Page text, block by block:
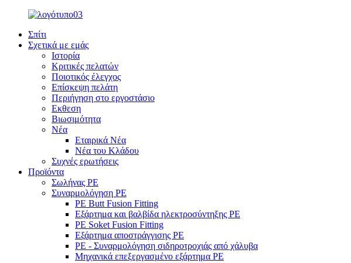
Σπίτι
Σχετικά με εμάς
Ιστορία
Κριτικές πελατών
Ποιοτικός έλεγχος
Επίσκεψη πελάτη
Περιήγηση στο εργοστάσιο
Εκθεση
Βιωσιμότητα
Νέα
Εταιρικά Νέα
Νέα του Κλάδου
Συχνές ερωτήσεις
Προϊόντα
Σωλήνας PE
Συναρμολόγηση PE
PE Butt Fusion Fitting
Εξάρτημα και βαλβίδα ηλεκτροσύντηξης PE
PE Soket Fusion Fitting
Εξάρτημα αποστράγγισης PE
PE - Συναρμολόγηση σιδηροτροχιάς από χάλυβα
Μηχανικά επεξεργασμένο εξάρτημα PE